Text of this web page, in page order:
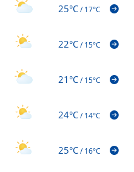
25°C/17°C
22°C/15°C
21°C/15°C
24°C/14°C
25°C/16°C